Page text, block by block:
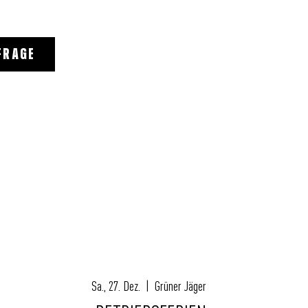
Sa., 27. Dez. Grüner Jäger